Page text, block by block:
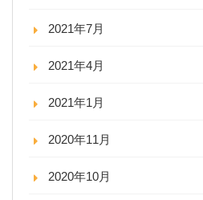
2021年7月
2021年4月
2021年1月
2020年11月
2020年10月